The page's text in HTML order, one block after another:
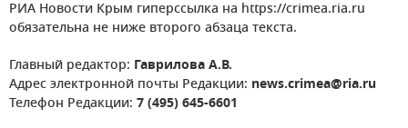
РИА Новости Крым гиперссылка на https://crimea.ria.ru
обязательна не ниже второго абзаца текста.
Главный редактор: Гаврилова А.В.
Адрес электронной почты Редакции: news.crimea@ria.ru
Телефон Редакции: 7 (495) 645-6601